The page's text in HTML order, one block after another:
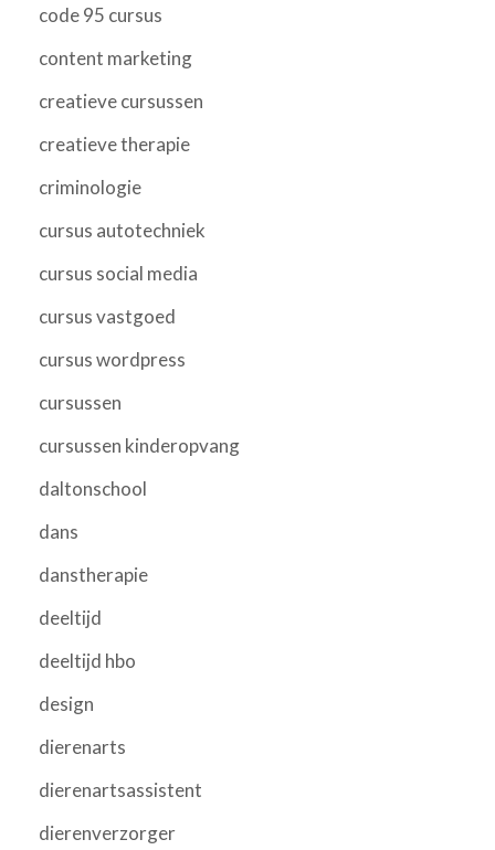
code 95 cursus
content marketing
creatieve cursussen
creatieve therapie
criminologie
cursus autotechniek
cursus social media
cursus vastgoed
cursus wordpress
cursussen
cursussen kinderopvang
daltonschool
dans
danstherapie
deeltijd
deeltijd hbo
design
dierenarts
dierenartsassistent
dierenverzorger